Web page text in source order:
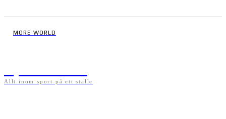
MORE WORLD
Allt inom sport på ett ställe